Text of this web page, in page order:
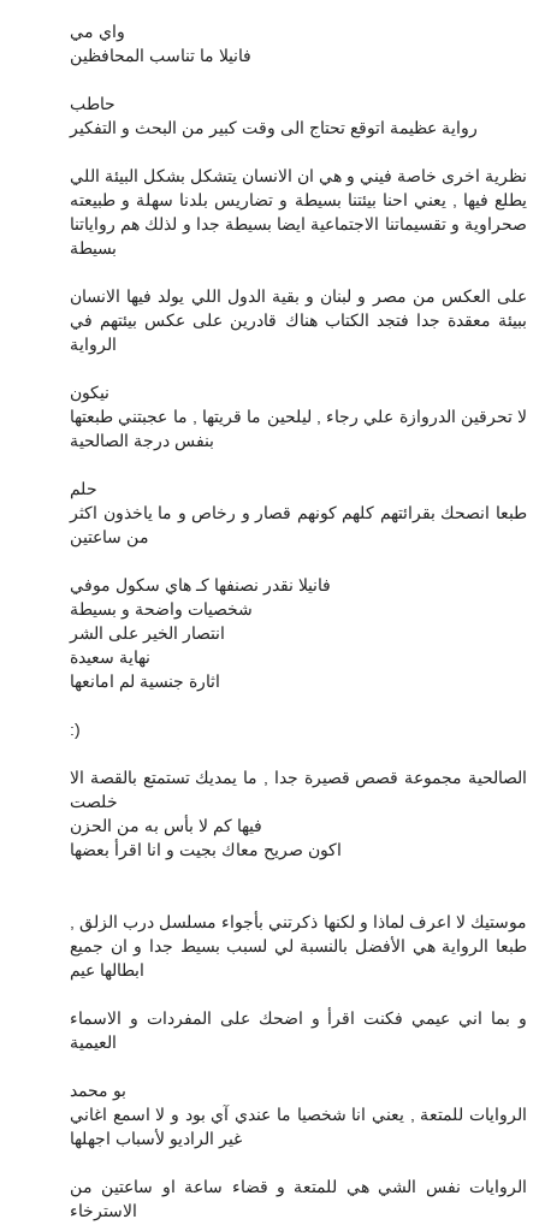
واي مي
فانيلا ما تناسب المحافظين
حاطب
رواية عظيمة اتوقع تحتاج الى وقت كبير من البحث و التفكير
نظرية اخرى خاصة فيني و هي ان الانسان يتشكل بشكل البيئة اللي
يطلع فيها , يعني احنا بيئتنا بسيطة و تضاريس بلدنا سهلة و طبيعته
صحراوية و تقسيماتنا الاجتماعية ايضا بسيطة جدا و لذلك هم رواياتنا
بسيطة
على العكس من مصر و لبنان و بقية الدول اللي يولد فيها الانسان
ببيئة معقدة جدا فتجد الكتاب هناك قادرين على عكس بيئتهم في
الرواية
نيكون
لا تحرقين الدروازة علي رجاء , ليلحين ما قريتها , ما عجبتني طبعتها
بنفس درجة الصالحية
حلم
طبعا انصحك بقرائتهم كلهم كونهم قصار و رخاص و ما ياخذون اكثر
من ساعتين
فانيلا نقدر نصنفها كـ هاي سكول موفي
شخصيات واضحة و بسيطة
انتصار الخير على الشر
نهاية سعيدة
اثارة جنسية لم امانعها
:)
الصالحية مجموعة قصص قصيرة جدا , ما يمديك تستمتع بالقصة الا
خلصت
فيها كم لا بأس به من الحزن
اكون صريح معاك بجيت و انا اقرأ بعضها
موستيك لا اعرف لماذا و لكنها ذكرتني بأجواء مسلسل درب الزلق ,
طبعا الرواية هي الأفضل بالنسبة لي لسبب بسيط جدا و ان جميع
ابطالها عيم
و بما اني عيمي فكنت اقرأ و اضحك على المفردات و الاسماء
العيمية
بو محمد
الروايات للمتعة , يعني انا شخصيا ما عندي آي بود و لا اسمع اغاني
غير الراديو لأسباب اجهلها
الروايات نفس الشي هي للمتعة و قضاء ساعة او ساعتين من
الاسترخاء